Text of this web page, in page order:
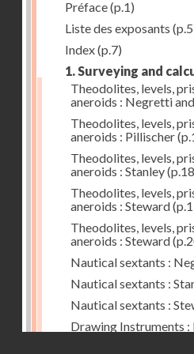
Préface(p.1)
Liste des exposants
Index(p.7)
1. Surveying and
Theodolites, levels,
aneroids : Negretti
Theodolites, levels,
aneroids : Pillischer
Theodolites, levels,
aneroids : Stanley
Theodolites, levels,
aneroids : Steward
Theodolites, levels,
aneroids : Steward
Nautical sextants :
Nautical sextants :
Nautical sextants :
Drawing Instruments :